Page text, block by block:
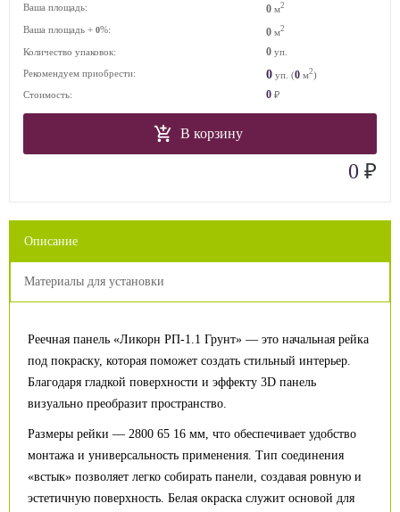
Ваша площадь: 0 м2
Ваша площадь + 0%: 0 м2
Количество упаковок: 0 уп.
Рекомендуем приобрести:
0 уп. (0 м2)
Стоимость:
0 ₽
В корзину
0 ₽
Описание
Материалы для установки
Реечная панель «Ликорн РП-1.1 Грунт» — это начальная рейка
под покраску, которая поможет создать стильный интерьер.
Благодаря гладкой поверхности и эффекту 3D панель
визуально преобразит пространство.
Размеры рейки — 2800 65 16 мм, что обеспечивает удобство
монтажа и универсальность применения. Тип соединения
«встык» позволяет легко собирать панели, создавая ровную и
эстетичную поверхность. Белая окраска служит основой для